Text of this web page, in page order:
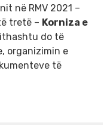
në RMV 2021 –
tretë – Korniza e
do të
organizimin e
të